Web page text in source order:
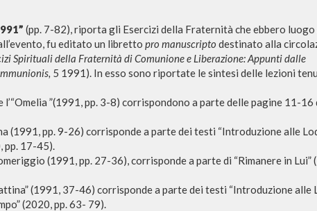
(pp. 7-82), riporta gli Esercizi della Fraternità che ebbero luogo
fu editato un librettopro manuscriptodestinato alla
Spirituali della Fraternità di Comunione e Liberazione: Appunti dalle
5 1991). In esso sono riportate le sintesi delle lezioni
l’“Omelia ”(1991, pp. 3-8) corrispondono a parte delle pagine 11-16
(1991, pp. 9-26) corrisponde a parte dei testi “Introduzione alle
pp. 17-45).
(1991, pp. 27-36), corrisponde a parte di “Rimanere in Lui”
(1991, 37-46) corrisponde a parte dei testi “Introduzione alle
(2020, pp. 63- 79).
LANGUAGE
Italian
English
Spanish
NEWSLETTER
Get updates on